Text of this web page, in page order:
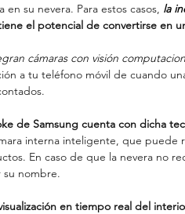
su nevera. Para estos casos, la
el potencial de convertirse en
cámaras con visión
a tu teléfono móvil de cuando
de Samsung cuenta con dicha
interna inteligente, que puede
En caso de que la nevera no
nombre.
en tiempo real del